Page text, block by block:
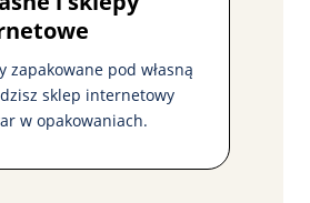
pod własną
sklep internetowy
w opakowaniach.